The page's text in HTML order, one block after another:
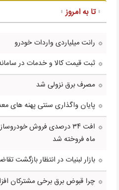
تا به امروز
رانت میلیاردی واردات خودرو
ثبت قیمت کالا و خدمات در سامانه 124 الزامی
مصرف برق نزولی شد
پایان واگذاری سنتی پهنه های
ماه فروخته شد
بازار لبنیات در انتظار بازگشت
چرا قبوض برق برخی مشترکان